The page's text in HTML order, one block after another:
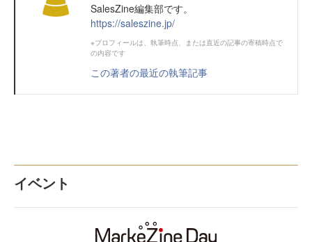
SalesZine編集部です。
https://saleszine.jp/
※プロフィールは、執筆時点、または直近の記事の寄稿時点で
の内容です
この著者の最近の執筆記事
イベント